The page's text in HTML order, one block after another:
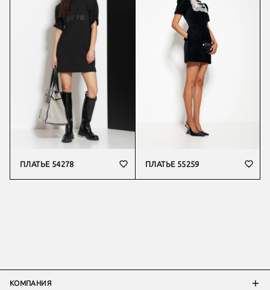
ПЛАТЬЕ 54278 ПЛАТЬЕ 55259
КОМПАНИЯ